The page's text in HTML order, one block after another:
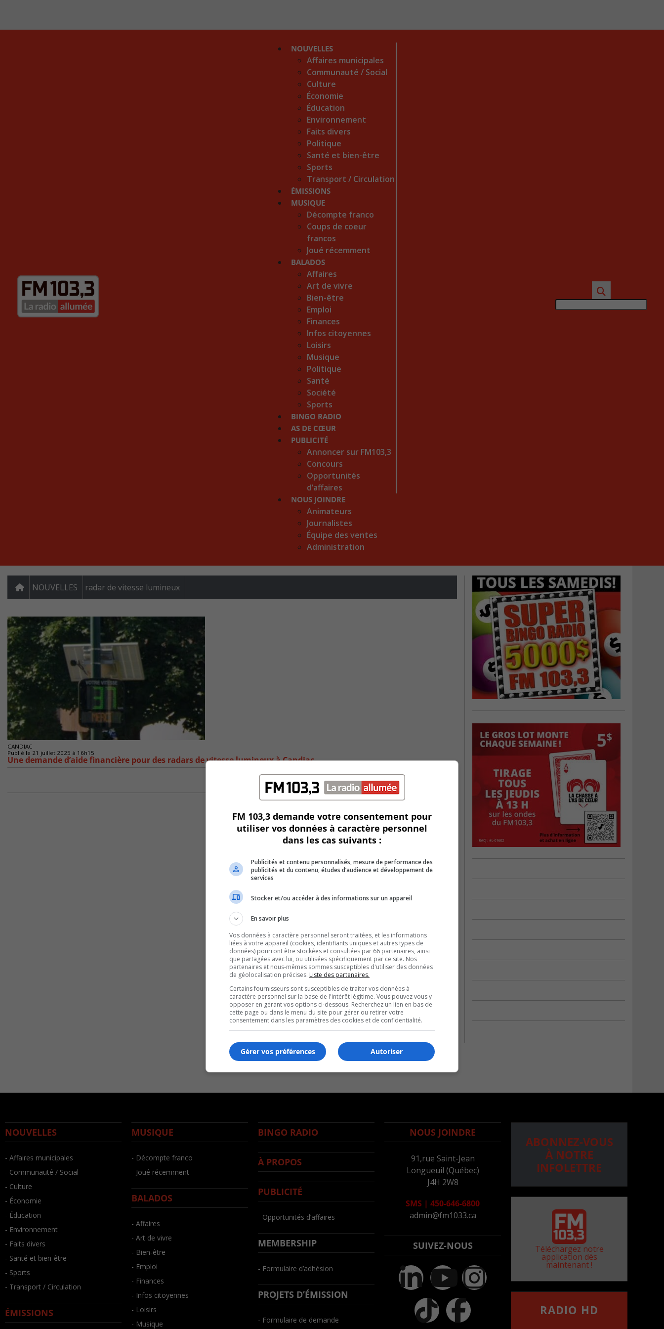
NOUVELLES
Affaires municipales
Communauté / Social
Culture
Économie
Éducation
Environnement
Faits divers
Politique
Santé et bien-être
Sports
Transport / Circulation
ÉMISSIONS
MUSIQUE
Décompte franco
Coups de coeur
francos
Joué récemment
BALADOS
Affaires
Art de vivre
Bien-être
Emploi
Finances
Infos citoyennes
Loisirs
Musique
Politique
Santé
Société
Sports
BINGO RADIO
AS DE CŒUR
PUBLICITÉ
Annoncer sur FM103,3
Concours
Opportunités
d’affaires
NOUS JOINDRE
Animateurs
Journalistes
Équipe des ventes
Administration
NOUVELLES radar de vitesse lumineux
CANDIAC
Publié le 21 juillet 2025 à 16h15
Une demande d’aide financière pour des radars de vitesse lumineux à Candiac
NOUVELLES
- Affaires municipales
- Communauté / Social
- Culture
- Économie
- Éducation
- Environnement
- Faits divers
- Santé et bien-être
- Sports
- Transport / Circulation
ÉMISSIONS
MUSIQUE
- Décompte franco
- Joué récemment
BALADOS
- Affaires
- Art de vivre
- Bien-être
- Emploi
- Finances
- Infos citoyennes
- Loisirs
- Musique
BINGO RADIO
À PROPOS
PUBLICITÉ
- Opportunités d’affaires
MEMBERSHIP
- Formulaire d’adhésion
PROJETS D’ÉMISSION
- Formulaire de demande
NOUS JOINDRE
91,rue Saint-Jean
Longueuil (Québec)
J4H 2W8
SMS | 450-646-6800
admin@fm1033.ca
SUIVEZ-NOUS
ABONNEZ-VOUS
À NOTRE
INFOLETTRE
Téléchargez notre
application dès
maintenant !
RADIO HD
FM 103,3 demande votre consentement pour
utiliser vos données à caractère personnel
dans les cas suivants :
Publicités et contenu personnalisés, mesure de performance des
publicités et du contenu, études d’audience et développement de
services
Stocker et/ou accéder à des informations sur un appareil
En savoir plus
Vos données à caractère personnel seront traitées, et les informations
liées à votre appareil (cookies, identifiants uniques et autres types de
données) pourront être stockées et consultées par 66 partenaires, ainsi
que partagées avec lui, ou utilisées spécifiquement par ce site. Nos
partenaires et nous-mêmes sommes susceptibles d'utiliser des données
de géolocalisation précises. Liste des partenaires.
Certains fournisseurs sont susceptibles de traiter vos données à
caractère personnel sur la base de l'intérêt légitime. Vous pouvez vous y
opposer en gérant vos options ci-dessous. Recherchez un lien en bas de
cette page ou dans le menu du site pour gérer ou retirer votre
consentement dans les paramètres des cookies et de confidentialité.
Autoriser
Gérer vos préférences